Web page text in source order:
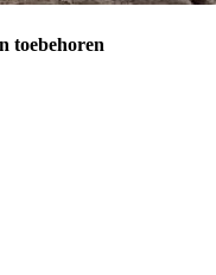
toebehoren